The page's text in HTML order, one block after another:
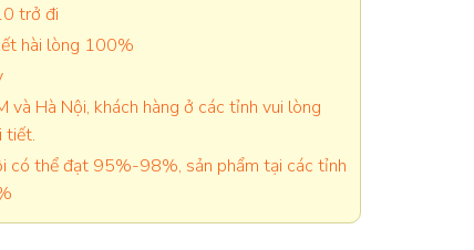
trở đi
hài lòng 100%
và Hà Nội, khách hàng ở các tỉnh vui lòng
tiết.
có thể đạt 95%-98%, sản phẩm tại các tỉnh